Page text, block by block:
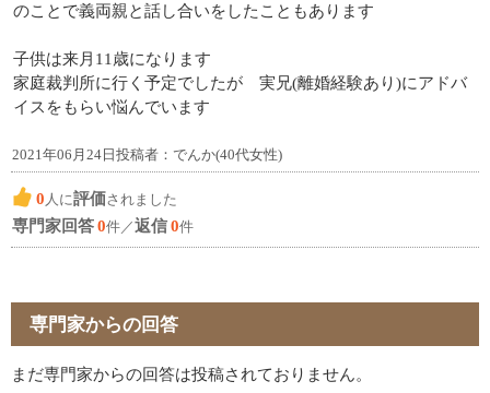
のことで義両親と話し合いをしたこともあります
子供は来月11歳になります
家庭裁判所に行く予定でしたが 実兄(離婚経験あり)にアドバ
イスをもらい悩んでいます
2021年06月24日投稿者：でんか(40代女性)
0 人に評価されました
専門家回答0件／返信0件
専門家からの回答
まだ専門家からの回答は投稿されておりません。